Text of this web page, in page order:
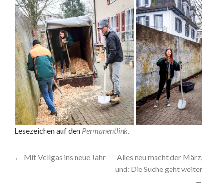
Lesezeichen auf den Permanentlink.
Artikel-
← Mit Vollgas ins neue Jahr
Alles neu macht der März,
und: Die Suche geht weiter
→